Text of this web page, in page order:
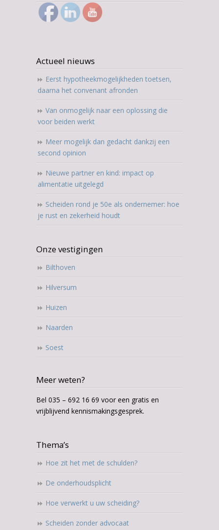
Actueel nieuws
Eerst hypotheekmogelijkheden toetsen,
daarna het convenant afronden
Van onmogelijk naar een oplossing die
voor beiden werkt
Meer mogelijk dan gedacht dankzij een
second opinion
Nieuwe partner en kind: impact op
alimentatie uitgelegd
Scheiden rond je 50e als ondernemer: hoe
je rust en zekerheid houdt
Onze vestigingen
Bilthoven
Hilversum
Huizen
Naarden
Soest
Meer weten?
Bel 035 – 692 16 69 voor een gratis en
vrijblijvend kennismakingsgesprek.
Thema’s
Hoe zit het met de schulden?
De onderhoudsplicht
Hoe verwerkt u uw scheiding?
Scheiden zonder advocaat